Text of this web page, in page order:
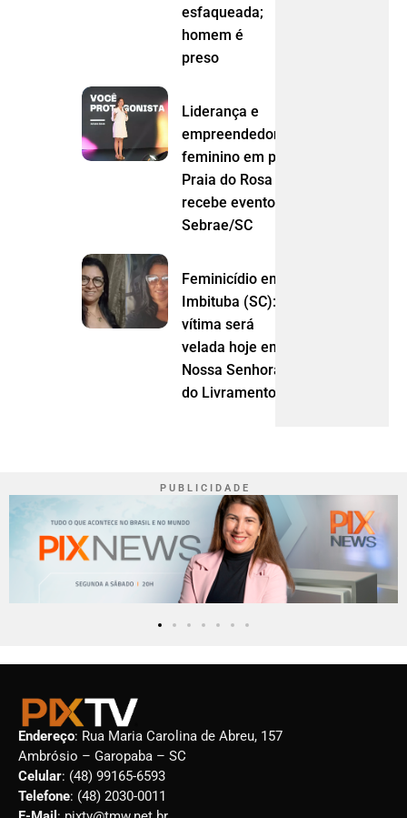
esfaqueada;
homem é
preso
Liderança e
empreendedorismo
feminino em pauta:
Praia do Rosa
recebe evento do
Sebrae/SC
Feminicídio em
Imbituba (SC):
vítima será
velada hoje em
Nossa Senhora
do Livramento (MT)
P U B L I C I D A D E
Endereço: Rua Maria Carolina de Abreu, 157
Ambrósio – Garopaba – SC
Celular: (48) 99165-6593
Telefone: (48) 2030-0011